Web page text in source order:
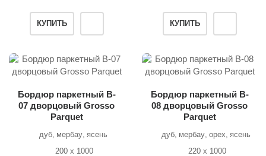
КУПИТЬ КУПИТЬ
Бордюр паркетный B-
07 дворцовый Grosso
Parquet
дуб мербау ясень
200 х 1000
Бордюр паркетный B-
08 дворцовый Grosso
Parquet
дуб мербау орех ясень
220 х 1000